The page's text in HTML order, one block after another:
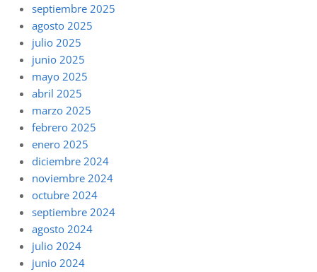
septiembre 2025
agosto 2025
julio 2025
junio 2025
mayo 2025
abril 2025
marzo 2025
febrero 2025
enero 2025
diciembre 2024
noviembre 2024
octubre 2024
septiembre 2024
agosto 2024
julio 2024
junio 2024